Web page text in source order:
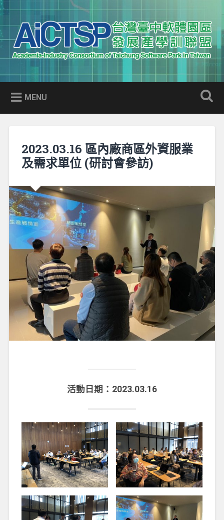
Skip
to
content
Search
AICTSP 台灣臺中軟體園區發展
產學訓聯盟
Academia-Industry Consortium of Taichung Software Park
in Taiwan
MENU
2023.03.16 區內廠商區外資服業
及需求單位 (研討會參訪)
活動日期：2023.03.16